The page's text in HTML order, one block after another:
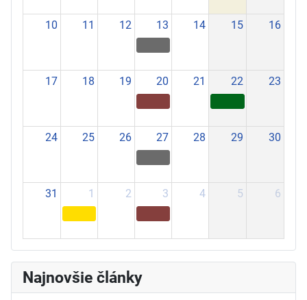
10 11 12 13 14 15 16
17 18 19 20 21 22 23
24 25 26 27 28 29 30
31 1 2 3 4 5 6
Najnovšie články